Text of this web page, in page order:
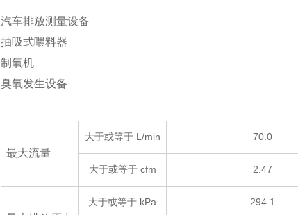
汽车排放测量设备
抽吸式喂料器
制氧机
臭氧发生设备
最大流量
大于或等于 L/min 70.0
大于或等于 cfm 2.47
大于或等于 kPa 294.1